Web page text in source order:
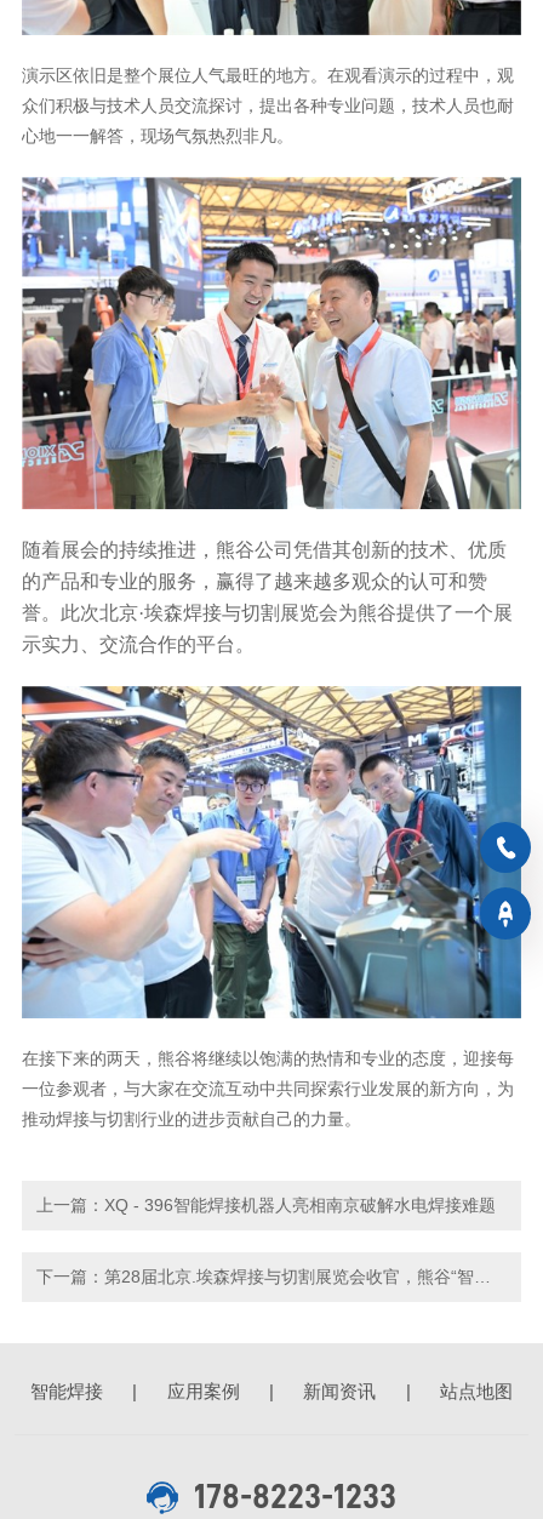
演示区依旧是整个展位人气最旺的地方。在观看演示的过程中，观
众们积极与技术人员交流探讨，提出各种专业问题，技术人员也耐
心地一一解答，现场气氛热烈非凡。
随着展会的持续推进，熊谷公司凭借其创新的技术、优质
的产品和专业的服务，赢得了越来越多观众的认可和赞
誉。此次北京·埃森焊接与切割展览会为熊谷提供了一个展
示实力、交流合作的平台。
在接下来的两天 ，熊谷将继续以饱满的热情和专业的态度，迎接每
一位参观者，与大家在交流互动中共同探索行业发展的新方向，为
推动焊接与切割行业的进步贡献自己的力量。
上一篇： XQ - 396智能焊接机器人亮相南京破解水电焊接难题
下一篇： 第28届北京.埃森焊接与切割展览会收官，熊谷“智造”启新程
智能焊接 | 应用案例 | 新闻资讯 | 站点地图
178-8223-1233